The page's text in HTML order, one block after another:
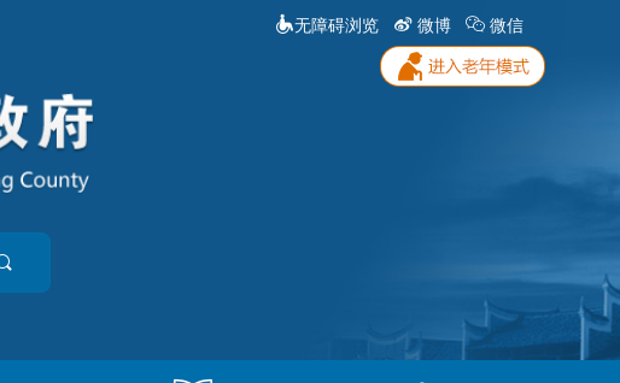
无障碍浏览 微博 微信